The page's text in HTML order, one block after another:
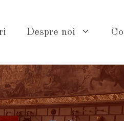
Despre noi